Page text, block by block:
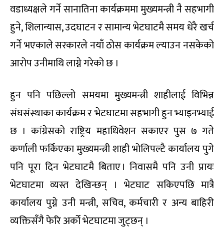
वडाध्यक्षले गर्ने सानातिना कार्यक्रममा मुख्यमन्त्री नै सहभागी
हुने, शिलान्यास, उदघाटन र सामान्य भेटघाटमै समय धेरै खर्च
गर्ने भएकाले सरकारले नयाँ ठोस कार्यक्रम ल्याउन नसकेको
आरोप उनीमाथि लाग्ने गरेको छ ।
हुन पनि पछिल्लो समयमा मुख्यमन्त्री शाहीलाई विभिन्न
संघसंस्थाका कार्यक्रम र भेटघाटमा सहभागी हुन भ्याइनभ्याई
छ । कांग्रेसको राष्ट्रिय महाधिवेशन सकाएर पुस ७ गते
कर्णाली फर्किएका मुख्यमन्त्री शाही भोलिपल्टै कार्यालय पुगे
पनि पूरा दिन भेटघाटमै बिताए । निवासमै पनि उनी प्रायः
भेटघाटमा व्यस्त देखिन्छन् । भेटघाट सकिएपछि मात्रै
कार्यालय पुग्ने उनी मन्त्री, सचिव, कर्मचारी र अन्य बाहिरी
व्यक्तिसँगै फेरि अर्को भेटघाटमा जुट्छन् ।